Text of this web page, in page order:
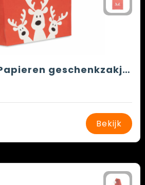
BAO LARGE - Papieren geschenkzakje (L)
Bekijk